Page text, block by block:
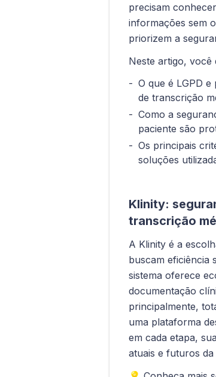
precisam
informações sem
priorizem a
Neste artigo, você
O que é LGPD
de transcrição
Como a
paciente são
Os principais
soluções
Klinity:
transcrição
A Klinity é a
buscam eficiência
sistema oferece
documentação
principalmente,
uma plataforma
em cada etapa,
atuais e futuros da